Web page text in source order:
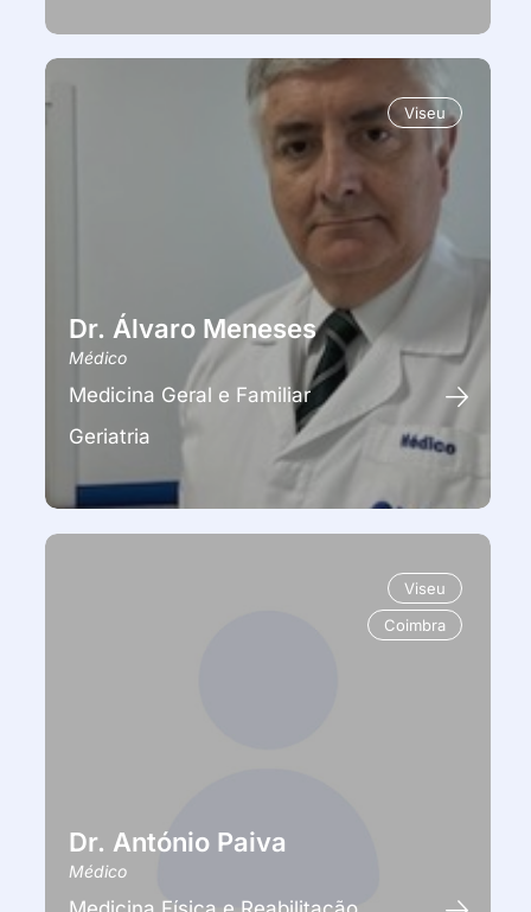
Viseu
Dr. Álvaro Meneses
Médico
Medicina Geral e Familiar
Geriatria
Viseu
Coimbra
Dr. António Paiva
Médico